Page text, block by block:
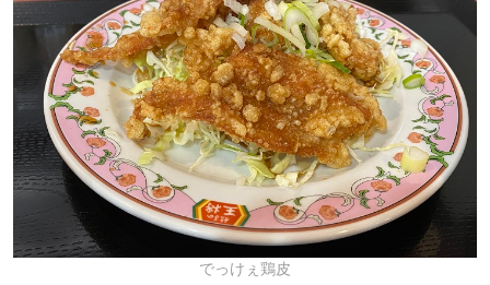
でっけぇ鶏皮